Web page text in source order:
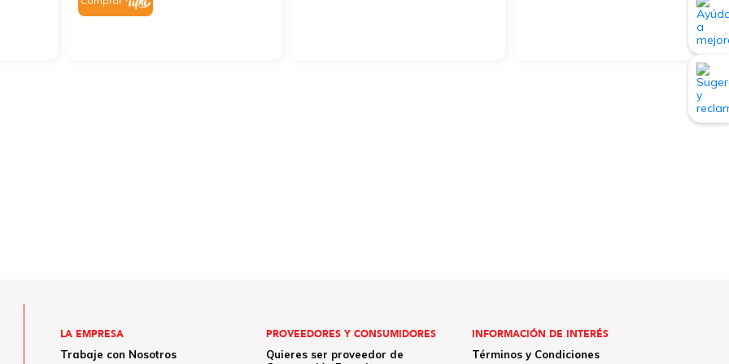
LA EMPRESA
Trabaje con Nosotros
PROVEEDORES Y CONSUMIDORES
Quieres ser proveedor de
INFORMACIÓN DE INTERÉS
Términos y Condiciones